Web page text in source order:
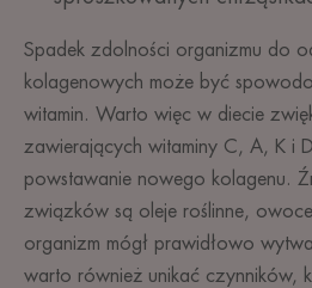
Spadek zdolności organizmu do
kolagenowych może być
witamin. Warto więc w diecie
zawierających witaminy C, A, K i
powstawanie nowego kolagenu.
związków są oleje roślinne,
organizm mógł prawidłowo
warto również unikać czynników,